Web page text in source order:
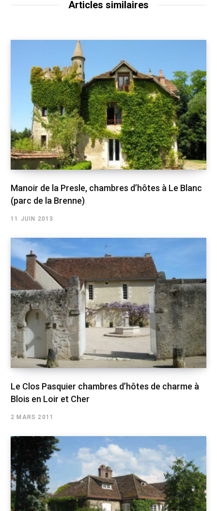
Articles similaires
Manoir de la Presle, chambres d’hôtes à Le Blanc
(parc de la Brenne)
11 JUIN 2013
Le Clos Pasquier chambres d’hôtes de charme à
Blois en Loir et Cher
2 MARS 2011